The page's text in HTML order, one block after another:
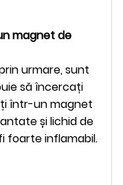
magnet de
urmare, sunt
să încercați
într-un magnet
și lichid de
foarte inflamabil.